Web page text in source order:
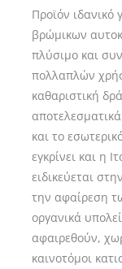
Προϊόν ιδανικό
βρώμικων
πλύσιμο και
πολλαπλών
καθαριστική
και το
εγκρίνει και η
ειδικεύεται
την αφαίρεση
οργανικά
αφαιρεθούν,
καινοτόμοι